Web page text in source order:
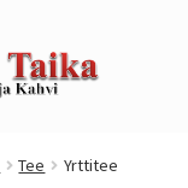
Tee Yrttitee